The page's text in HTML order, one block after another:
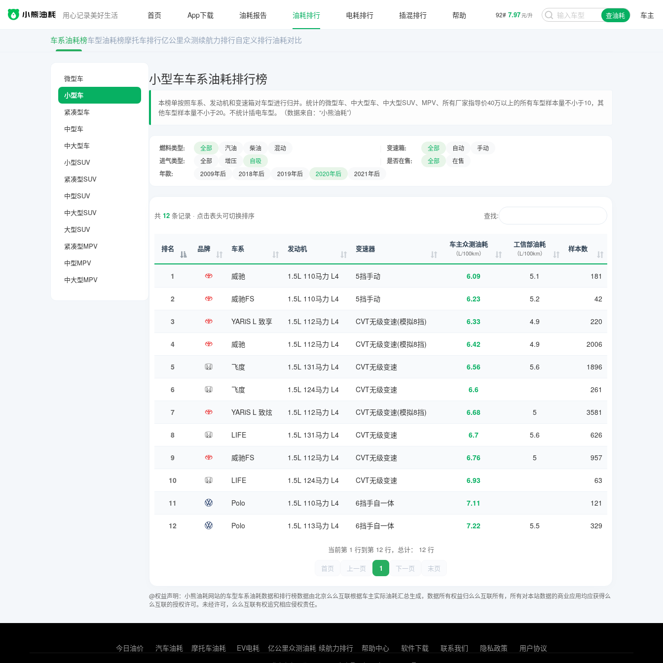
用心记录美好生活 92# 7.97元/升 查油耗 车主
首页 App下载 油耗报告 油耗排行 电耗排行 插混排行 帮助
车系油耗榜车型油耗榜摩托车排行亿公里众测续航力排行自定义排行油耗对比
微型车
小型车
紧凑型车
中型车
中大型车
小型SUV
紧凑型SUV
中型SUV
中大型SUV
大型SUV
紧凑型MPV
中型MPV
中大型MPV
小型车车系油耗排行榜
本榜单按照车系、发动机和变速箱对车型进行归并。统计的微型车、中大型车、中大型SUV、MPV、所有厂家指导价40万以上的所有车型样本量不小于10，其
他车型样本量不小于20。不统计插电车型。（数据来自：“小熊油耗”）
燃料类型: 全部 汽油 柴油 混动 变速箱: 全部 自动 手动
进气类型: 全部 增压 自吸 是否在售: 全部 在售
年款: 2009年后 2018年后 2019年后 2020年后 2021年后
共 12 条记录 · 点击表头可切换排序 查找:
排名 品牌 车系 发动机 变速器 车主众测油耗
（L/100km）
工信部油耗
（L/100km） 样本数
1 威驰 1.5L 110马力 L4 5挡手动 6.09 5.1 181
2 威驰FS 1.5L 110马力 L4 5挡手动 6.23 5.2 42
3 YARiS L 致享 1.5L 112马力 L4 CVT无级变速(模拟8挡) 6.33 4.9 220
4 威驰 1.5L 112马力 L4 CVT无级变速(模拟8挡) 6.42 4.9 2006
5 飞度 1.5L 131马力 L4 CVT无级变速 6.56 5.6 1896
6 飞度 1.5L 124马力 L4 CVT无级变速 6.6 261
7 YARiS L 致炫 1.5L 112马力 L4 CVT无级变速(模拟8挡) 6.68 5 3581
8 LIFE 1.5L 131马力 L4 CVT无级变速 6.7 5.6 626
9 威驰FS 1.5L 112马力 L4 CVT无级变速 6.76 5 957
10 LIFE 1.5L 124马力 L4 CVT无级变速 6.93 63
11 Polo 1.5L 110马力 L4 6挡手自一体 7.11 121
12 Polo 1.5L 113马力 L4 6挡手自一体 7.22 5.5 329
当前第 1 行到第 12 行，总计： 12 行
首页
上一页 1 下一页 末页
@权益声明：小熊油耗网站的车型车系油耗数据和排行榜数据由北京么么互联根据车主实际油耗汇总生成，数据所有权益归么么互联所有，所有对本站数据的商业应用均应获得么
么互联的授权许可。未经许可，么么互联有权追究相应侵权责任。
今日油价 汽车油耗 摩托车油耗 EV电耗 亿公里众测油耗 续航力排行 帮助中心 软件下载 联系我们 隐私政策 用户协议